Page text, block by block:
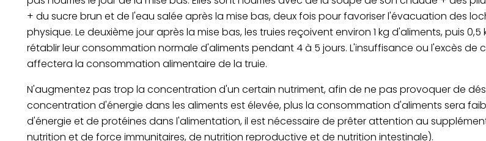
+ du sucre brun et de l'eau salée après la mise bas, deux fois pour favoriser l'évacuation des
physique. Le deuxième jour après la mise bas, les truies reçoivent environ 1 kg d'aliments, puis
rétablir leur consommation normale d'aliments pendant 4 à 5 jours. L'insuffisance ou l'excès de
affectera la consommation alimentaire de la truie.
N'augmentez pas trop la concentration d'un certain nutriment, afin de ne pas provoquer de
concentration d'énergie dans les aliments est élevée, plus la consommation d'aliments sera
d'énergie et de protéines dans l'alimentation, il est nécessaire de prêter attention au
nutrition et de force immunitaires, de nutrition reproductive et de nutrition intestinale).